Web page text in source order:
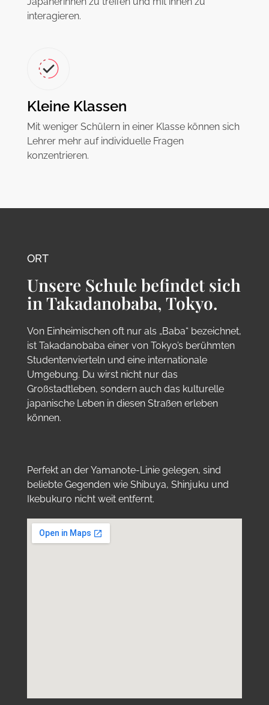
interagieren.
Kleine Klassen
Mit weniger Schülern in einer Klasse können sich
Lehrer mehr auf individuelle Fragen
konzentrieren.
ORT
Unsere Schule befindet sich
in Takadanobaba, Tokyo.
Von Einheimischen oft nur als „Baba“ bezeichnet,
ist Takadanobaba einer von Tokyo’s berühmten
Studentenvierteln und eine internationale
Umgebung. Du wirst nicht nur das
Großstadtleben, sondern auch das kulturelle
japanische Leben in diesen Straßen erleben
können.
Perfekt an der Yamanote-Linie gelegen, sind
beliebte Gegenden wie Shibuya, Shinjuku und
Ikebukuro nicht weit entfernt.